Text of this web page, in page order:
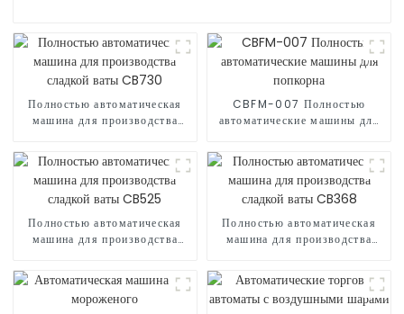
Полностью автоматическая
машина для производства
CBFM-007 Полностью
автоматические машины для
Полностью автоматическая
машина для производства
Полностью автоматическая
машина для производства